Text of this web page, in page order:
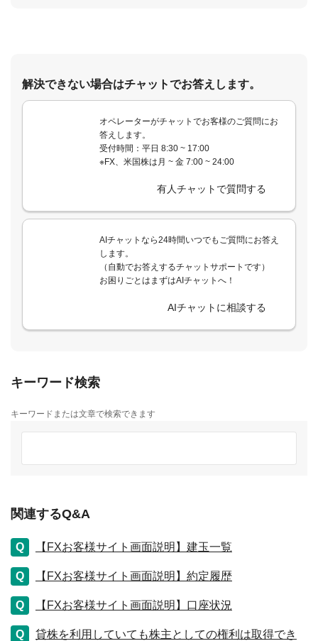
解決できない場合はチャットでお答えします。
オペレーターがチャットでお客様のご質問にお
答えします。
受付時間：平日 8:30 ~ 17:00
※FX、米国株は月 ~ 金 7:00 ~ 24:00
有人チャットで質問する
AIチャットなら24時間いつでもご質問にお答え
します。
（自動でお答えするチャットサポートです）
お困りごとはまずはAIチャットへ！
AIチャットに相談する
キーワード検索
キーワードまたは文章で検索できます
関連するQ&A
【FXお客様サイト画面説明】建玉一覧
【FXお客様サイト画面説明】約定履歴
【FXお客様サイト画面説明】口座状況
貸株を利用していても株主としての権利は取得でき